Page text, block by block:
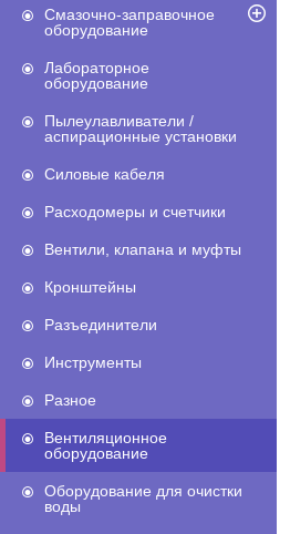
Смазочно-заправочное
оборудование
Лабораторное
оборудование
Пылеулавливатели /
аспирационные установки
Силовые кабеля
Расходомеры и счетчики
Вентили, клапана и муфты
Кронштейны
Разъединители
Инструменты
Разное
Вентиляционное
оборудование
Оборудование для очистки
воды